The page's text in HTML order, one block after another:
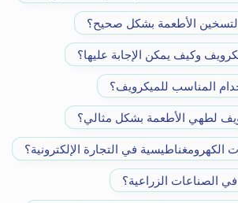
الأطعمة بشكل صحيح؟
وكيف يمكن الإجابة عليها؟
المناسب للميكرويف؟
لطهي الأطعمة بشكل مثالي؟
في التجارة الإلكترونية؟
الصناعات الزراعية؟